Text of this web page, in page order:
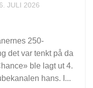
6. JULI 2026
250-
det var tenkt på da
ble lagt ut 4.
hans. I...